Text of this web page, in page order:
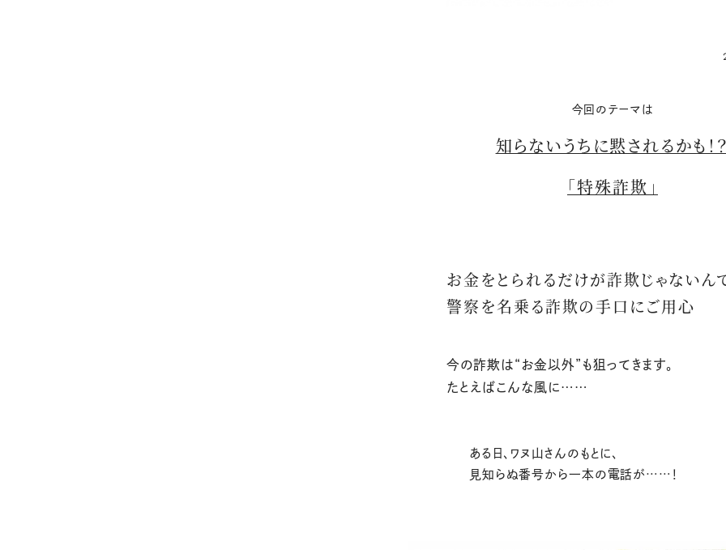
今回のテーマは
知らないうちに黙されるかも！？
「特殊詐欺」
お金をとられるだけが詐欺じゃないん
警察を名乗る詐欺の手口にご用心
今の詐欺は“お金以外”も狙ってきます。
たとえばこんな風に……
ある日、ワヌ山さんのもとに、
見知らぬ番号から一本の電話が……！